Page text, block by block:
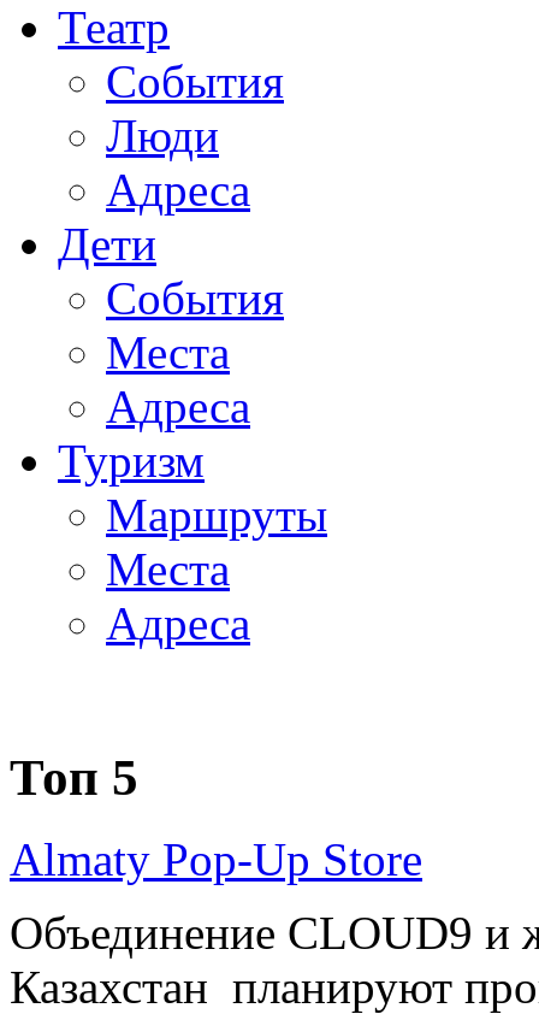
Театр
События
Люди
Адреса
Дети
События
Места
Адреса
Туризм
Маршруты
Места
Адреса
Топ 5
Almaty Pop-Up Store
Объединение CLOUD9 и
Казахстан планируют